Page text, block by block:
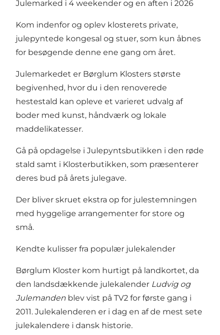
Julemarked i 4 weekender og en aften i 2026
Kom indenfor og oplev klosterets private,
julepyntede kongesal og stuer, som kun åbnes
for besøgende denne ene gang om året.
Julemarkedet er Børglum Klosters største
begivenhed, hvor du i den renoverede
hestestald kan opleve et varieret udvalg af
boder med kunst, håndværk og lokale
maddelikatesser.
Gå på opdagelse i Julepyntsbutikken i den røde
stald samt i Klosterbutikken, som præsenterer
deres bud på årets julegave.
Der bliver skruet ekstra op for julestemningen
med hyggelige arrangementer for store og
små.
Kendte kulisser fra populær julekalender
Børglum Kloster kom hurtigt på landkortet, da
den landsdækkende julekalender Ludvig og
Julemanden blev vist på TV2 for første gang i
2011. Julekalenderen er i dag en af de mest sete
julekalendere i dansk historie.